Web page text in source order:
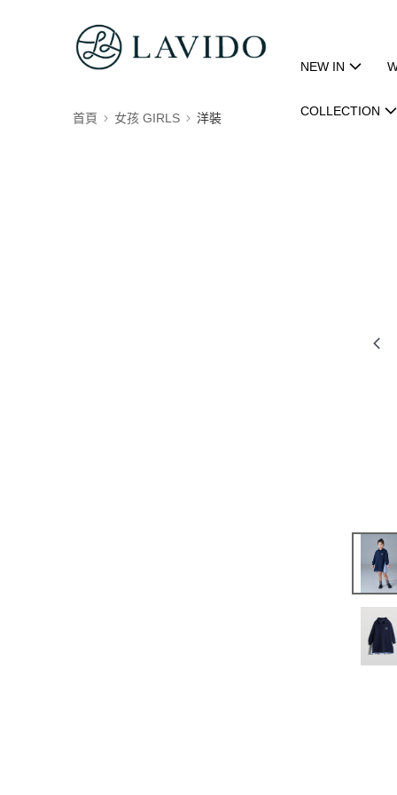
NEW IN
COLLECTION
首頁 女孩 GIRLS 洋裝